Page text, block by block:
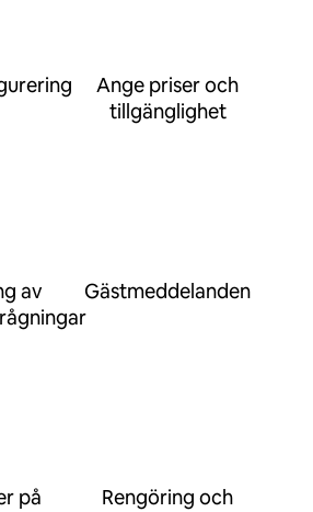
Ange priser och
tillgänglighet
av
Gästmeddelanden
på
Rengöring och